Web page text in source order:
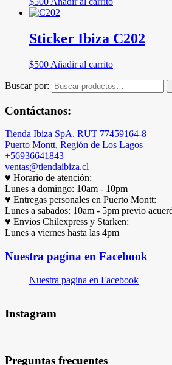
Sticker Ibiza C202
$500 Añadir al carrito
Buscar por:
Contáctanos:
Tienda Ibiza SpA. RUT 77459164-8
Puerto Montt, Región de Los Lagos
+56936641843
ventas@tiendaibiza.cl
♥ Horario de atención:
Lunes a domingo: 10am - 10pm
♥ Entregas personales en Puerto Montt:
Lunes a sabados: 10am - 5pm previo
♥ Envios Chilexpress y Starken:
Lunes a viernes hasta las 4pm
Nuestra pagina en Facebook
Nuestra pagina en Facebook
Instagram
Preguntas frecuentes